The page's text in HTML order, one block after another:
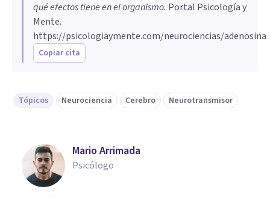
qué efectos tiene en el organismo. Portal Psicología y
Mente.
https://psicologiaymente.com/neurociencias/adenosina
Copiar cita
Tópicos Neurociencia Cerebro Neurotransmisor
Mario Arrimada
Psicólogo